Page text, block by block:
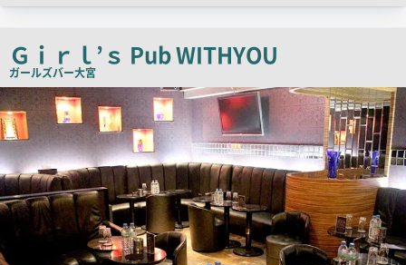
ピ
ー
Ｇｉｒｌ’ｓ Pub WITHYOU
ガールズバー大宮
店
舗
PR
画
像